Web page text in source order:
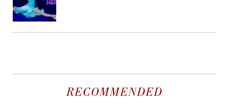
RECOMMENDED